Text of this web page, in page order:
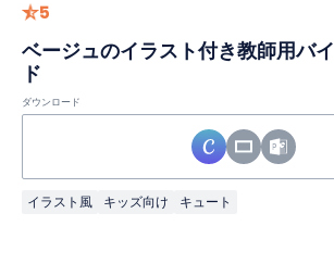
5
ベージュのイラスト付き教師用バ
ド
ダウンロード
イラスト風 キッズ向け キュート